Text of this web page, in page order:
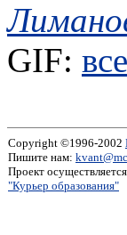
GIF:
Copyright ©1996-2002
Пишите нам:
Проект
"Курьер образования"